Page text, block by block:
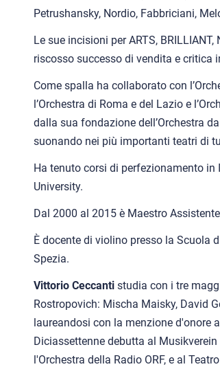
Petrushansky, Nordio, Fabbriciani,
Le sue incisioni per ARTS,
riscosso successo di vendita e critica
Come spalla ha collaborato con
l’Orchestra di Roma e del Lazio e
dalla sua fondazione dell’Orchestra
suonando nei più importanti teatri di
Ha tenuto corsi di perfezionamento
University.
Dal 2000 al 2015 è Maestro
È docente di violino presso la Scuola
Spezia.
Vittorio Ceccanti studia con i tre
Rostropovich: Mischa Maisky, David
laureandosi con la menzione d'onore
Diciassettenne debutta al
l'Orchestra della Radio ORF, e al